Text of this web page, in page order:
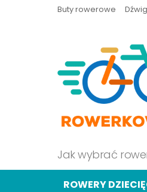
Buty rowerowe
Jak wybrać
ROWERY